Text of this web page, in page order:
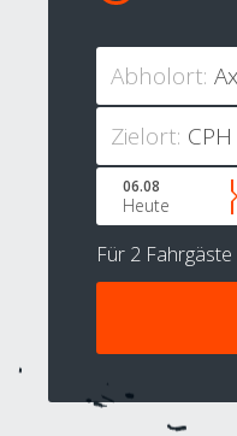
Abholort:
Zielort:
06.08
Heute
Für 2 Fahrgäste